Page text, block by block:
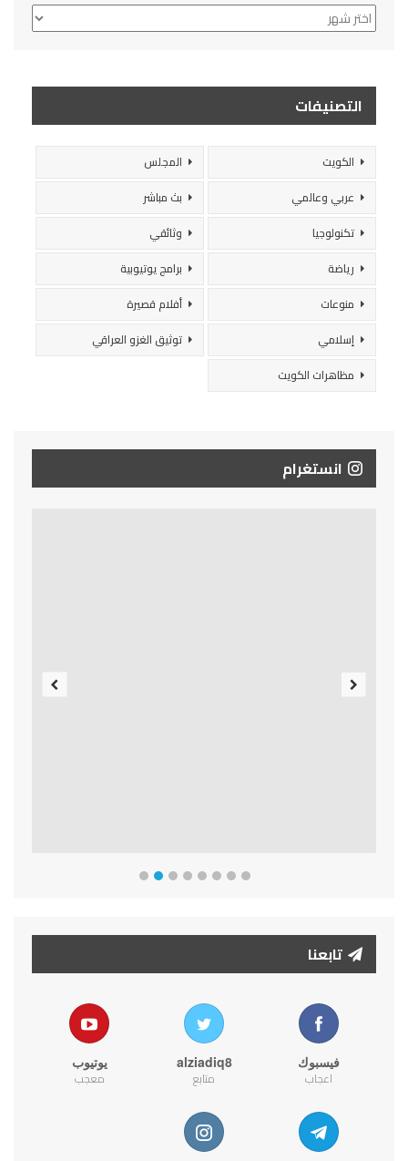
الأرشيف
التصنيفات
الكويت
المجلس
عربي وعالمي
بث مباشر
تكنولوجيا
وثائقي
رياضة
برامج يوتيوبية
منوعات
أفلام قصيرة
إسلامي
توثيق الغزو العراقي
مظاهرات الكويت
انستغرام
تابعنا
فيسبوك
اعجاب
alziadiq8
متابع
يوتيوب
معجب